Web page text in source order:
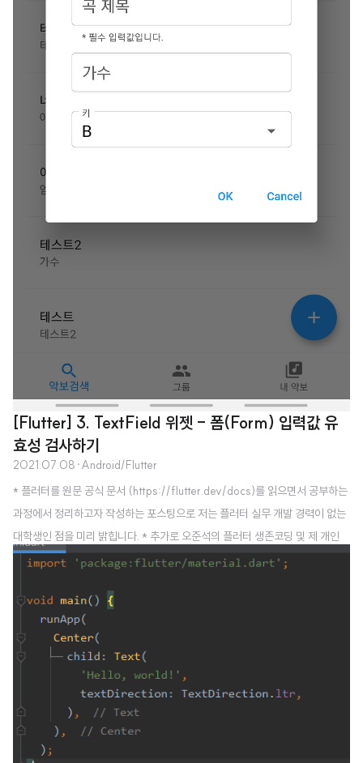
[Flutter] 3. TextField 위젯 - 폼(Form) 입력값 유
효성 검사하기
2021.07.08 ·Android/Flutter
* 플러터를 원문 공식 문서 (https://flutter.dev/docs)를 읽으면서 공부하는
과정에서 정리하고자 작성하는 포스팅으로 저는 플러터 실무 개발 경력이 없는
대학생인 점을 미리 밝힙니다. * 추가로 오준석의 플러터 생존코딩 및 제 개인
경험을 참고하여 작성하고 있습니다. * 오역, 오탈자, 잘못된 내용의 지적은 항
보겠습니다. 먼저 TextField 위젯은 사용자로부터 키보드 입력을 받는 기본적
인 위젯입니다. 제가 진행중인 프로젝트에서 TextField 위젯을 사용한 모습입
니다. 몇가지 설정을 해주어서 기본 모습과는 다른 디자인이지만 이렇게 입력을
받는 위젯입니다. 곡제목, 가수를 입력받는 곳에 사용된 위젯이..